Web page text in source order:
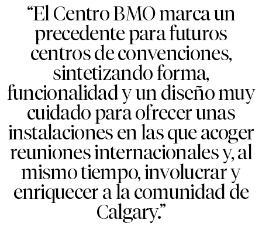
“El Centro BMO marca un
precedente para futuros
centros de convenciones,
sintetizando forma,
funcionalidad y un diseño muy
cuidado para ofrecer unas
instalaciones en las que acoger
reuniones internacionales y, al
mismo tiempo, involucrar y
enriquecer a la comunidad de
Calgary.”